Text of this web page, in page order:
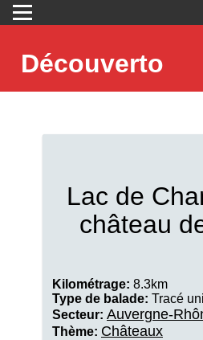
Découverto
Lac de
château
Kilométrage: 8.3km
Type de balade: Tracé
Secteur: Auvergne-
Thème: Châteaux